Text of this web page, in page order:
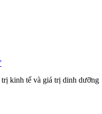
kinh tế và giá trị dinh dưỡng